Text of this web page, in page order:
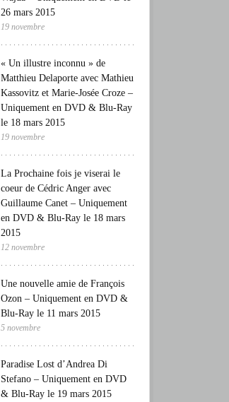
26 mars 2015
19 novembre
« Un illustre inconnu » de
Matthieu Delaporte avec Mathieu
Kassovitz et Marie-Josée Croze –
Uniquement en DVD & Blu-Ray
le 18 mars 2015
19 novembre
La Prochaine fois je viserai le
coeur de Cédric Anger avec
Guillaume Canet – Uniquement
en DVD & Blu-Ray le 18 mars
2015
12 novembre
Une nouvelle amie de François
Ozon – Uniquement en DVD &
Blu-Ray le 11 mars 2015
5 novembre
Paradise Lost d’Andrea Di
Stefano – Uniquement en DVD
& Blu-Ray le 19 mars 2015